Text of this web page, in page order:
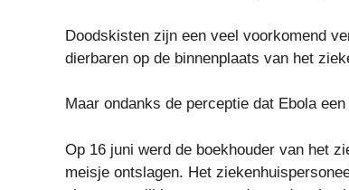
Doodskisten zijn een veel voorkomend
dierbaren op de binnenplaats van het
Maar ondanks de perceptie dat Ebola
Op 16 juni werd de boekhouder van het
meisje ontslagen. Het